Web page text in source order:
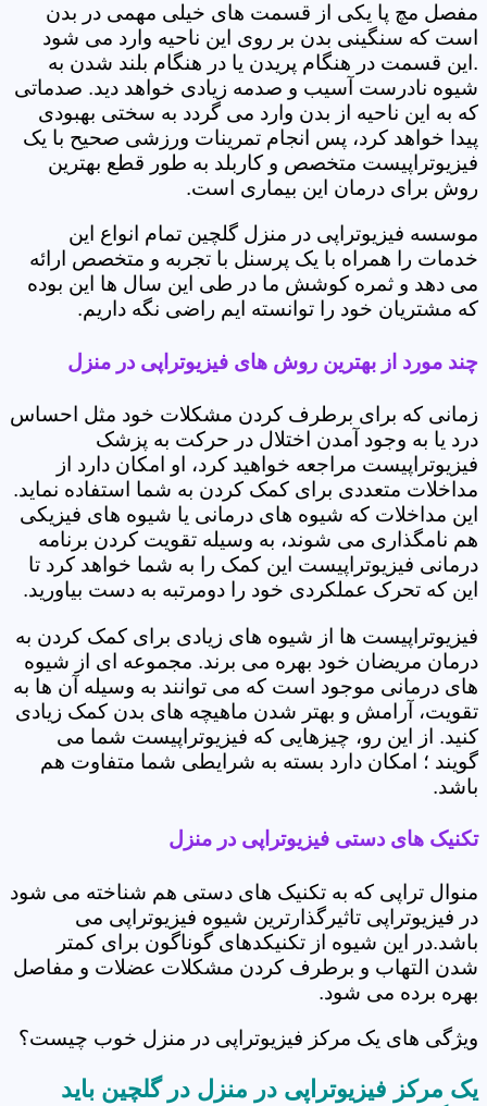
مفصل مچ پا یکی از قسمت های خیلی مهمی در بدن
است که سنگینی بدن بر روی این ناحیه وارد می شود
.این قسمت در هنگام پریدن یا در هنگام بلند شدن به
شیوه نادرست آسیب و صدمه زیادی خواهد دید. صدماتی
که به این ناحیه از بدن وارد می گردد به سختی بهبودی
پیدا خواهد کرد، پس انجام تمرینات ورزشی صحیح با یک
فیزیوتراپیست متخصص و کاربلد به طور قطع بهترین
روش برای درمان این بیماری است.
موسسه فیزیوتراپی در منزل گلچین تمام انواع این
خدمات را همراه با یک پرسنل با تجربه و متخصص ارائه
می دهد و ثمره کوشش ما در طی این سال ها این بوده
که مشتریان خود را توانسته ایم راضی نگه داریم.
چند مورد از بهترین روش های فیزیوتراپی در منزل
زمانی که برای برطرف کردن مشکلات خود مثل احساس
درد یا به وجود آمدن اختلال در حرکت به پزشک
فیزیوتراپیست مراجعه خواهید کرد، او امکان دارد از
مداخلات متعددی برای کمک کردن به شما استفاده نماید.
این مداخلات که شیوه های درمانی یا شیوه های فیزیکی
هم نامگذاری می شوند، به وسیله تقویت کردن برنامه
درمانی فیزیوتراپیست این کمک را به شما خواهد کرد تا
این که تحرک عملکردی خود را دومرتبه به دست بیاورید.
فیزیوتراپیست ها از شیوه های زیادی برای کمک کردن به
درمان مریضان خود بهره می برند. مجموعه ای از شیوه
های درمانی موجود است که می توانند به وسیله آن ها به
تقویت، آرامش و بهتر شدن ماهیچه های بدن کمک زیادی
کنید. از این رو، چیزهایی که فیزیوتراپیست شما می
گویند ؛ امکان دارد بسته به شرایطی شما متفاوت هم
باشد.
تکنیک های دستی فیزیوتراپی در منزل
منوال تراپی که به تکنیک های دستی هم شناخته می شود
در فیزیوتراپی تاثیرگذارترین شیوه فیزیوتراپی می
باشد.در این شیوه از تکنیکدهای گوناگون برای کمتر
شدن التهاب و برطرف کردن مشکلات عضلات و مفاصل
بهره برده می شود.
ویژگی های یک مرکز فیزیوتراپی در منزل خوب چیست؟
یک مرکز فیزیوتراپی در منزل در گلچین باید